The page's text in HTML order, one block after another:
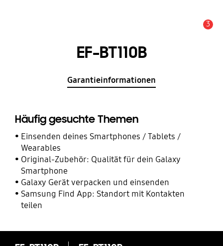
3
EF-BT110B
Garantieinformationen
Häufig gesuchte Themen
Einsenden deines Smartphones / Tablets /
Wearables
Original-Zubehör: Qualität für dein Galaxy
Smartphone
Galaxy Gerät verpacken und einsenden
Samsung Find App: Standort mit Kontakten
teilen